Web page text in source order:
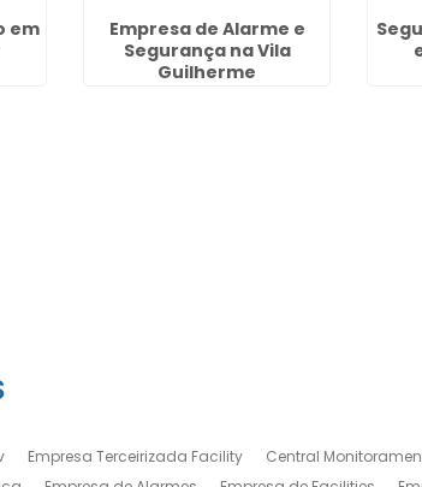
em
Empresa de Alarme e
Segurança na Vila
Guilherme
Empresa Terceirizada Facility Central